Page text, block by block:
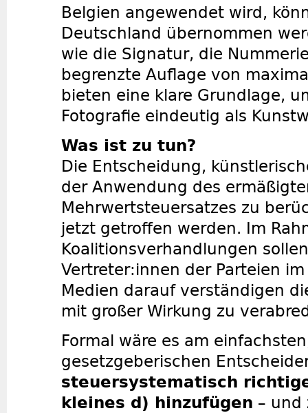
Belgien angewendet wird,
Deutschland übernommen
wie die Signatur, die
begrenzte Auflage von
bieten eine klare Grundlage,
Fotografie eindeutig als
Was ist zu tun?
Die Entscheidung,
der Anwendung des
Mehrwertsteuersatzes zu
jetzt getroffen werden. Im
Koalitionsverhandlungen
Vertreter:innen der Parteien
Medien darauf verständigen
mit großer Wirkung zu
Formal wäre es am
gesetzgeberischen
steuersystematisch
kleines d) hinzufügen –